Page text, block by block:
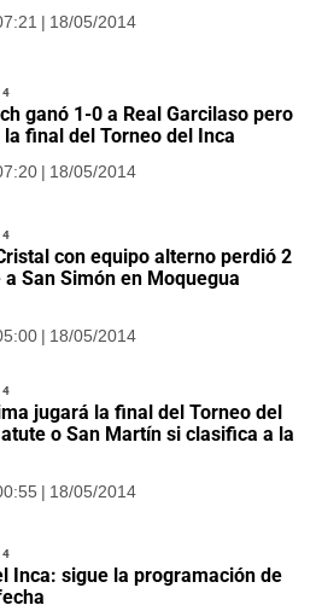
| 18/05/2014
ganó 1-0 a Real Garcilaso pero
final del Torneo del Inca
| 18/05/2014
con equipo alterno perdió 2
San Simón en Moquegua
| 18/05/2014
jugará la final del Torneo del
o San Martín si clasifica a la
| 18/05/2014
Inca: sigue la programación de